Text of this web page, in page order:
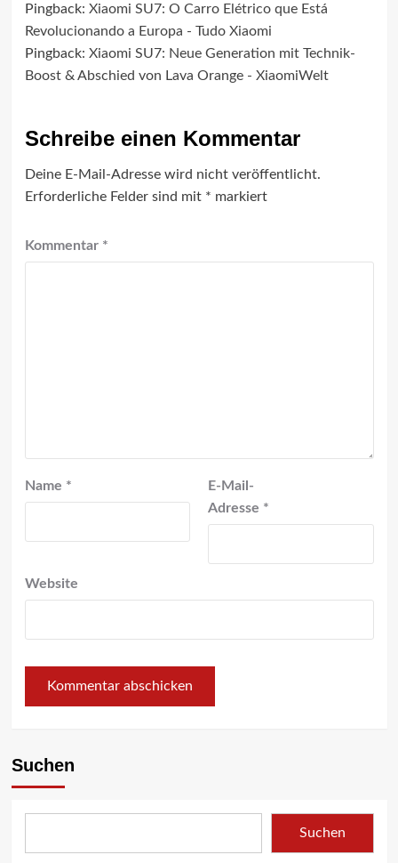
Pingback: Xiaomi SU7: O Carro Elétrico que Está
Revolucionando a Europa - Tudo Xiaomi
Pingback: Xiaomi SU7: Neue Generation mit Technik-
Boost & Abschied von Lava Orange - XiaomiWelt
Schreibe einen Kommentar
Deine E-Mail-Adresse wird nicht veröffentlicht.
Erforderliche Felder sind mit * markiert
Kommentar *
Name *
E-Mail-
Adresse *
Website
Suchen
Suchen